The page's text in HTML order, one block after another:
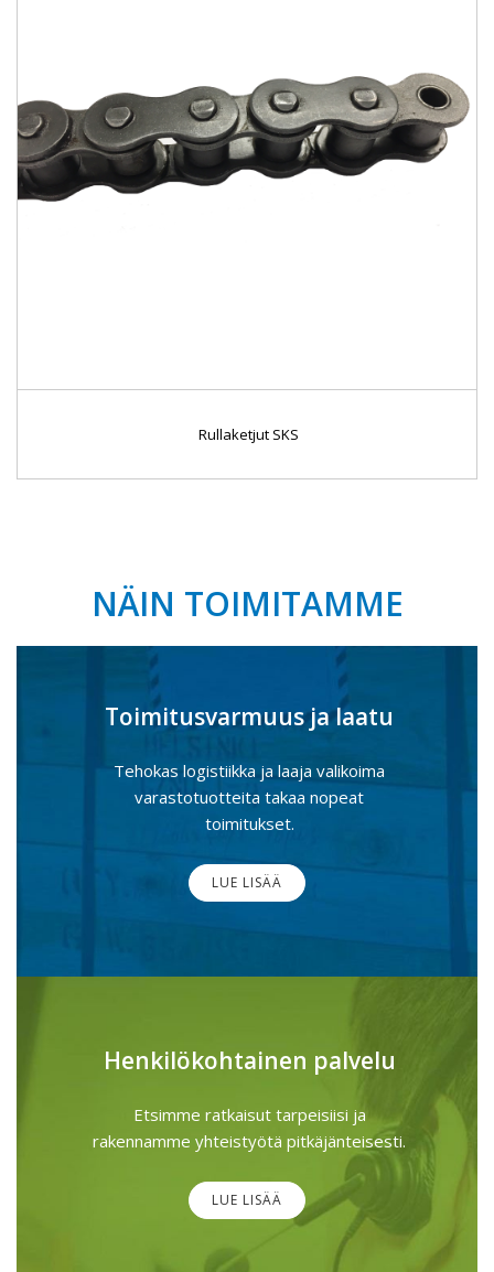
Rullaketjut SKS
NÄIN TOIMITAMME
Toimitusvarmuus ja laatu
Tehokas logistiikka ja laaja valikoima
varastotuotteita takaa nopeat
toimitukset.
LUE LISÄÄ
Henkilökohtainen palvelu
Etsimme ratkaisut tarpeisiisi ja
rakennamme yhteistyötä pitkäjänteisesti.
LUE LISÄÄ